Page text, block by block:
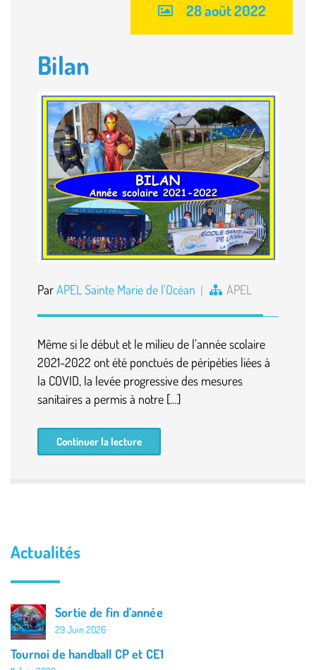
28 août 2022
Bilan
ParAPEL Sainte Marie de l'Océan APEL
Même si le début et le milieu de l’année scolaire
2021-2022 ont été ponctués de péripéties liées à
la COVID, la levée progressive des mesures
sanitaires a permis à notre […]
Continuer la lecture
Actualités
Sortie de fin d’année
29 Juin 2026
Tournoi de handball CP et CE1